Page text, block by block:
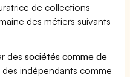
de collections
des métiers suivants
dessociétés comme de
des indépendants comme